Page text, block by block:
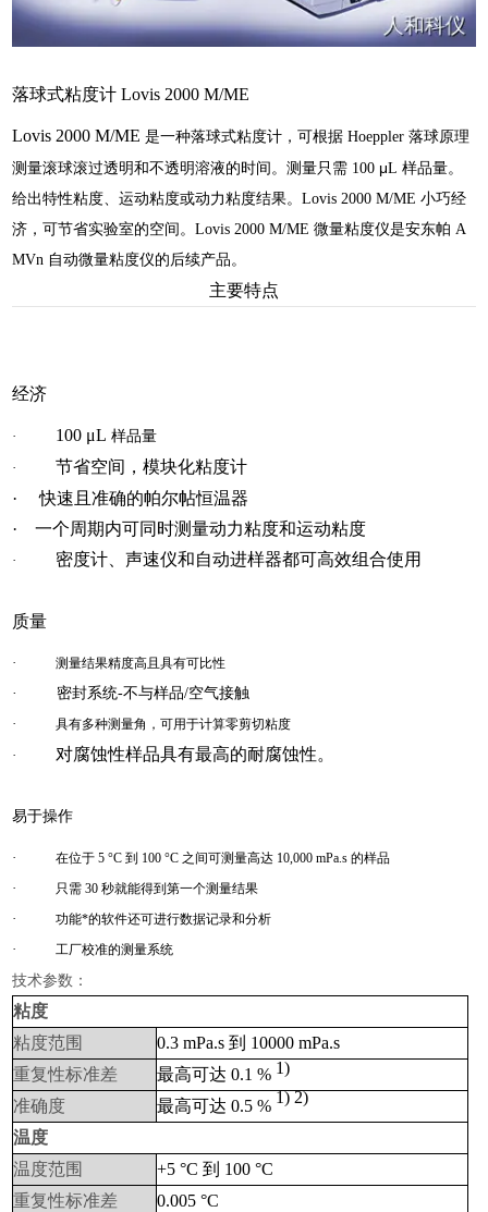
落球式粘度计 Lovis 2000 M/ME
Lovis 2000 M/ME是一种落球式粘度计，可根据 Hoeppler 落球原理
测量滚球滚过透明和不透明溶液的时间。测量只需 100 μL 样品量。
给出特性粘度、运动粘度或动力粘度结果。Lovis 2000 M/ME 小巧经
济，可节省实验室的空间。Lovis 2000 M/ME 微量粘度仪是安东帕 A
MVn 自动微量粘度仪的后续产品。
主要特点
经济
· 100 μL样品量
·
节省空间，模块化粘度计
· 快速且准确的帕尔帖恒温器
· 一个周期内可同时测量动力粘度和运动粘度
· 密度计、声速仪和自动进样器都可高效组合使用
质量
· 测量结果精度高且具有可比性
·
密封系统-不与样品/空气接触
·
具有多种测量角，可用于计算零剪切粘度
· 对腐蚀性样品具有最高的耐腐蚀性。
易于操作
· 在位于 5 °C 到 100 °C 之间可测量高达 10,000 mPa.s 的样品
· 只需 30 秒就能得到第一个测量结果
· 功能*的软件还可进行数据记录和分析
· 工厂校准的测量系统
技术参数：
粘度
粘度范围
0.3 mPa.s 到 10000 mPa.s
重复性标准差
最高可达 0.1 % 1)
准确度 最高可达 0.5 % 1) 2)
温度
温度范围
+5°C 到 100°C
重复性标准差
0.005°C